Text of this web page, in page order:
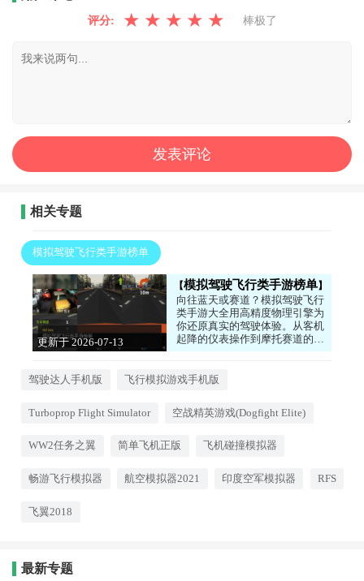
评分: ★ ★ ★ ★ ★ 棒极了
相关专题
模拟驾驶飞行类手游榜单
更新于 2026-07-13
模拟驾驶飞行类手游榜单
向往蓝天或赛道？模拟驾驶飞行
类手游大全用高精度物理引擎为
你还原真实的驾驶体验。从客机
起降的仪表操作到摩托赛道的压
弯技巧，每款游戏都针对不同载
自由选择机型或车型，在逼真的
驶舱内的仪表盘和外部环境都经
作，沉浸感极强。适合硬核驾驶
驾驶达人手机版 飞行模拟游戏手机版
Turboprop Flight Simulator 空战精英游戏(Dogfight Elite)
WW2任务之翼 简单飞机正版 飞机碰撞模拟器
畅游飞行模拟器 航空模拟器2021 印度空军模拟器 RFS
飞翼2018
最新专题